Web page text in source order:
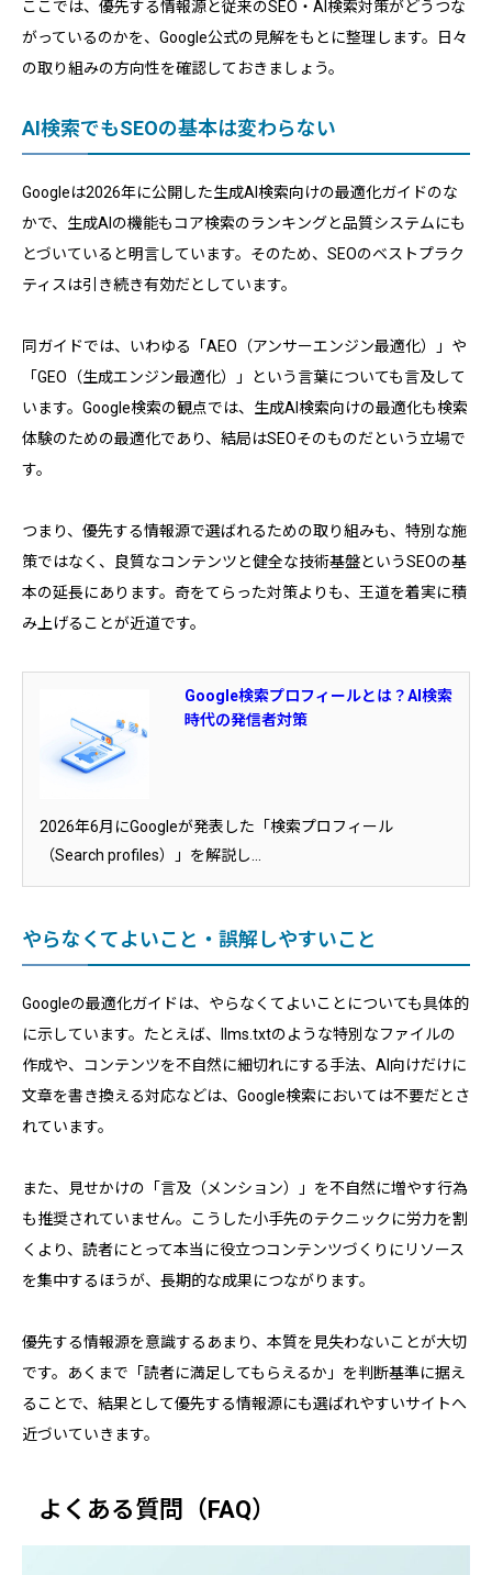
ここでは、優先する情報源と従来のSEO・AI検索対策がどうつな
がっているのかを、Google公式の見解をもとに整理します。日々
の取り組みの方向性を確認しておきましょう。
AI検索でもSEOの基本は変わらない
Googleは2026年に公開した生成AI検索向けの最適化ガイドのな
かで、生成AIの機能もコア検索のランキングと品質システムにも
とづいていると明言しています。そのため、SEOのベストプラク
ティスは引き続き有効だとしています。
同ガイドでは、いわゆる「AEO（アンサーエンジン最適化）」や
「GEO（生成エンジン最適化）」という言葉についても言及して
います。Google検索の観点では、生成AI検索向けの最適化も検索
体験のための最適化であり、結局はSEOそのものだという立場で
す。
つまり、優先する情報源で選ばれるための取り組みも、特別な施
策ではなく、良質なコンテンツと健全な技術基盤というSEOの基
本の延長にあります。奇をてらった対策よりも、王道を着実に積
み上げることが近道です。
Google検索プロフィールとは？AI検索
時代の発信者対策
2026年6月にGoogleが発表した「検索プロフィール
（Search profiles）」を解説し...
やらなくてよいこと・誤解しやすいこと
Googleの最適化ガイドは、やらなくてよいことについても具体的
に示しています。たとえば、llms.txtのような特別なファイルの
作成や、コンテンツを不自然に細切れにする手法、AI向けだけに
文章を書き換える対応などは、Google検索においては不要だとさ
れています。
また、見せかけの「言及（メンション）」を不自然に増やす行為
も推奨されていません。こうした小手先のテクニックに労力を割
くより、読者にとって本当に役立つコンテンツづくりにリソース
を集中するほうが、長期的な成果につながります。
優先する情報源を意識するあまり、本質を見失わないことが大切
です。あくまで「読者に満足してもらえるか」を判断基準に据え
ることで、結果として優先する情報源にも選ばれやすいサイトへ
近づいていきます。
よくある質問（FAQ）